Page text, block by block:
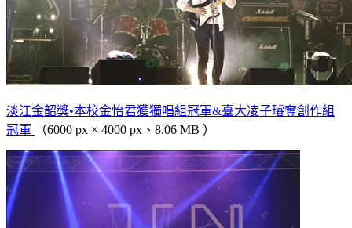
淡江金韶獎•本校金怡君獲獨唱組冠軍&臺大凌子璿奪創作組
冠軍
（6000 px × 4000 px、8.06 MB ）